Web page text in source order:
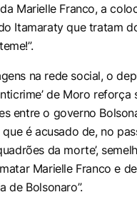
Marielle Franco, a
Itamaraty que tratam
na rede social, o
de Moro reforça
entre o governo
que é acusado de, no
da morte’,
Marielle Franco e
de Bolsonaro”.